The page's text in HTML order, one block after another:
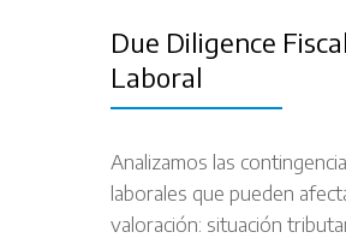
Due Diligence
Laboral
Analizamos las
laborales que pueden
valoración: situación